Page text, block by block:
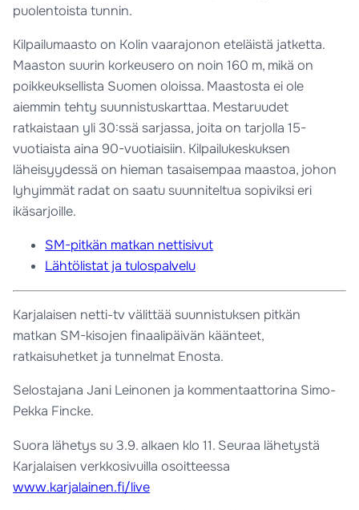
puolentoista tunnin.
Kilpailumaasto on Kolin vaarajonon eteläistä jatketta.
Maaston suurin korkeusero on noin 160 m, mikä on
poikkeuksellista Suomen oloissa. Maastosta ei ole
aiemmin tehty suunnistuskarttaa. Mestaruudet
ratkaistaan yli 30:ssä sarjassa, joita on tarjolla 15-
vuotiaista aina 90-vuotiaisiin. Kilpailukeskuksen
läheisyydessä on hieman tasaisempaa maastoa, johon
lyhyimmät radat on saatu suunniteltua sopiviksi eri
ikäsarjoille.
SM-pitkän matkan nettisivut
Lähtölistat ja tulospalvelu
Karjalaisen netti-tv välittää suunnistuksen pitkän
matkan SM-kisojen finaalipäivän käänteet,
ratkaisuhetket ja tunnelmat Enosta.
Selostajana Jani Leinonen ja kommentaattorina Simo-
Pekka Fincke.
Suora lähetys su 3.9. alkaen klo 11. Seuraa lähetystä
Karjalaisen verkkosivuilla osoitteessa
www.karjalainen.fi/live